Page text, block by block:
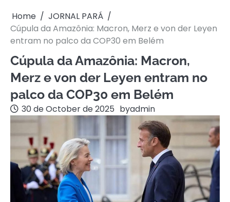
Home
JORNAL PARÁ
Cúpula da Amazônia: Macron, Merz e von der Leyen
entram no palco da COP30 em Belém
Cúpula da Amazônia: Macron,
Merz e von der Leyen entram no
palco da COP30 em Belém
30 de October de 2025 byadmin